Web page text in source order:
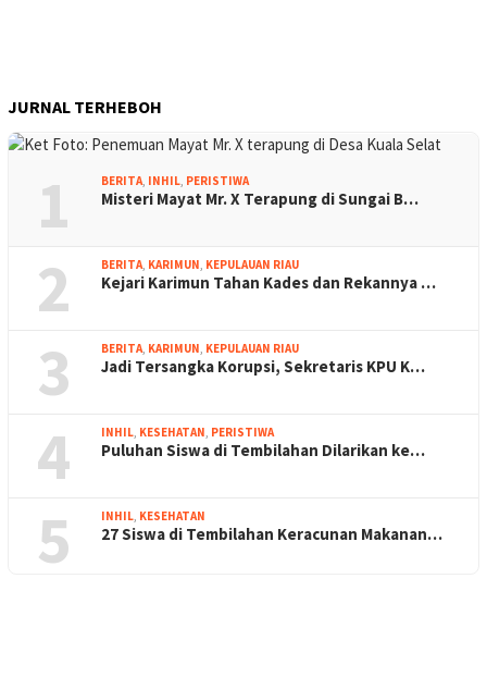
JURNAL TERHEBOH
1 BERITA, INHIL, PERISTIWA
Misteri Mayat Mr. X Terapung di Sungai B…
2 BERITA, KARIMUN, KEPULAUAN RIAU
Kejari Karimun Tahan Kades dan Rekannya …
3 BERITA, KARIMUN, KEPULAUAN RIAU
Jadi Tersangka Korupsi, Sekretaris KPU K…
4 INHIL, KESEHATAN, PERISTIWA
Puluhan Siswa di Tembilahan Dilarikan ke…
5 INHIL, KESEHATAN
27 Siswa di Tembilahan Keracunan Makanan…